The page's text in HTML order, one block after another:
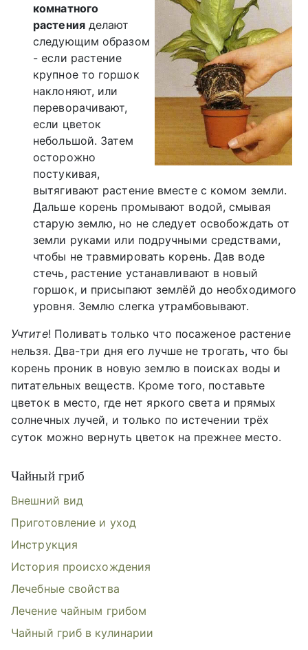
комнатного
растенияделают
следующим образом
- если растение
крупное то горшок
наклоняют, или
переворачивают,
если цветок
небольшой. Затем
осторожно
постукивая,
вытягивают растение вместе с комом земли.
Дальше корень промывают водой, смывая
старую землю, но не следует освобождать от
земли руками или подручными средствами,
чтобы не травмировать корень. Дав воде
стечь, растение устанавливают в новый
горшок, и присыпают землёй до необходимого
уровня. Землю слегка утрамбовывают.
Учтите! Поливать только что посаженое растение
нельзя. Два-три дня его лучше не трогать, что бы
корень проник в новую землю в поисках воды и
питательных веществ. Кроме того, поставьте
цветок в место, где нет яркого света и прямых
солнечных лучей, и только по истечении трёх
суток можно вернуть цветок на прежнее место.
Чайный гриб
Внешний вид
Приготовление и уход
Инструкция
История происхождения
Лечебные свойства
Лечение чайным грибом
Чайный гриб в кулинарии